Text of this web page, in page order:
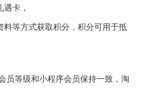
卡，
等方式获取积分，积分可用于抵
员等级和小程序会员保持一致，淘